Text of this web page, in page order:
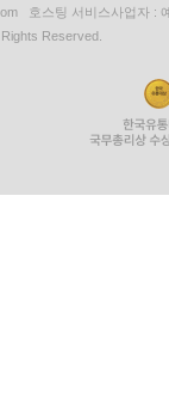
호스팅 서비스사업자 :
Reserved.